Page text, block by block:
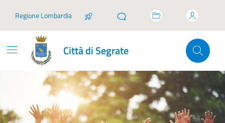
Regione Lombardia
Città di Segrate